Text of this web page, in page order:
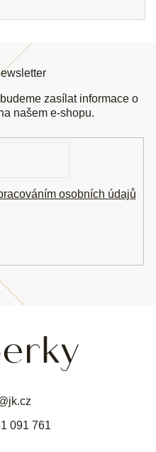
jk.cz
091 761
zasílat informace o
našem e-shopu.
osobních údajů